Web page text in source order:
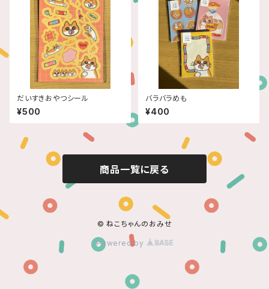
だいすきおやつシール
¥500
バラバラめも
¥400
商品一覧に戻る
© ねこちゃんのおみせ
Powered by